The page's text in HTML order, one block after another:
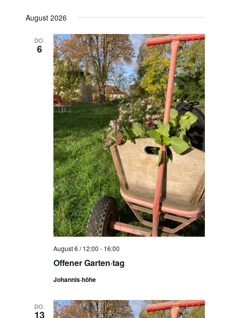
August 2026
DO.
6
Offener Garten·tag
August 6 / 12:00 - 16:00
Johannis·höhe
DO.
13